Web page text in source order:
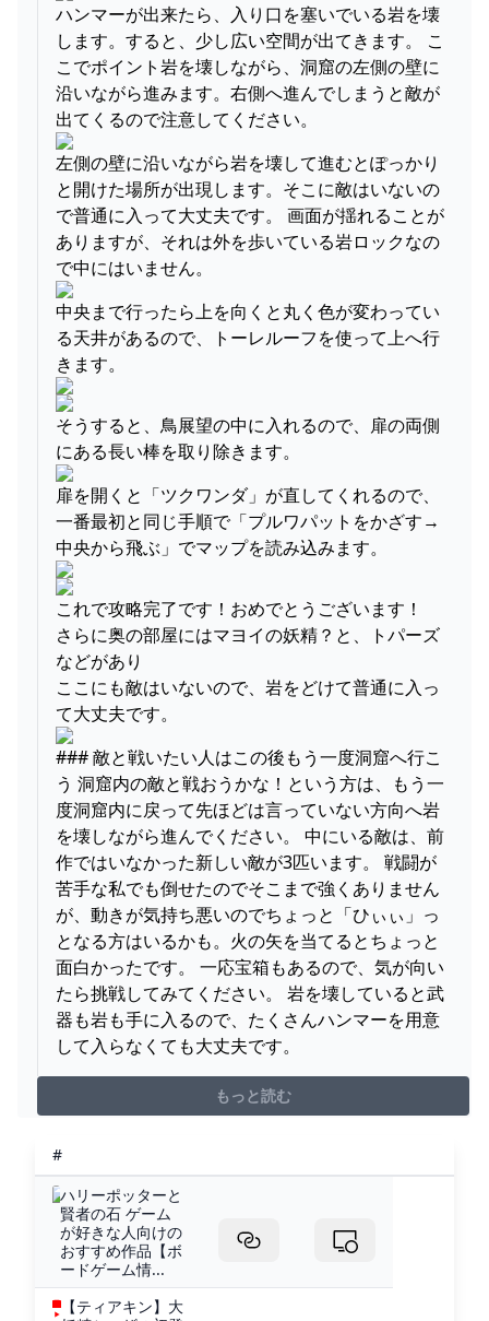
ハンマーが出来たら、入り口を塞いでいる岩を壊
します。すると、少し広い空間が出てきます。 こ
こでポイント岩を壊しながら、洞窟の左側の壁に
沿いながら進みます。右側へ進んでしまうと敵が
出てくるので注意してください。
左側の壁に沿いながら岩を壊して進むとぽっかり
と開けた場所が出現します。そこに敵はいないの
で普通に入って大丈夫です。 画面が揺れることが
ありますが、それは外を歩いている岩ロックなの
で中にはいません。
中央まで行ったら上を向くと丸く色が変わってい
る天井があるので、トーレルーフを使って上へ行
きます。
そうすると、鳥展望の中に入れるので、扉の両側
にある長い棒を取り除きます。
扉を開くと「ツクワンダ」が直してくれるので、
一番最初と同じ手順で「プルワパットをかざす→
中央から飛ぶ」でマップを読み込みます。
これで攻略完了です！おめでとうございます！
さらに奥の部屋にはマヨイの妖精？と、トパーズ
などがあり
ここにも敵はいないので、岩をどけて普通に入っ
て大丈夫です。
### 敵と戦いたい人はこの後もう一度洞窟へ行こ
う 洞窟内の敵と戦おうかな！という方は、もう一
度洞窟内に戻って先ほどは言っていない方向へ岩
を壊しながら進んでください。 中にいる敵は、前
作ではいなかった新しい敵が3匹います。 戦闘が
苦手な私でも倒せたのでそこまで強くありません
が、動きが気持ち悪いのでちょっと「ひぃぃ」っ
となる方はいるかも。火の矢を当てるとちょっと
面白かったです。 一応宝箱もあるので、気が向い
たら挑戦してみてください。 岩を壊していると武
器も岩も手に入るので、たくさんハンマーを用意
して入らなくても大丈夫です。
もっと読む
#
ハリーポッターと
賢者の石 ゲーム
が好きな人向けの
おすすめ作品【ボ
ードゲーム情...
【ティアキン】大